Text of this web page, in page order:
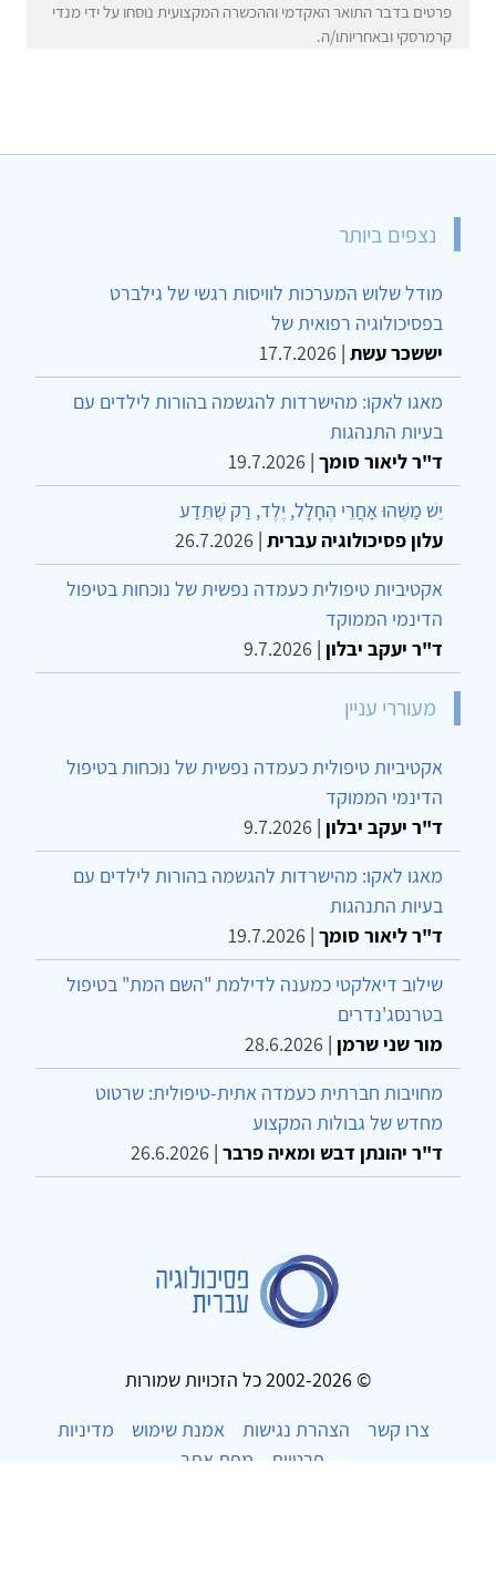
פרטים בדבר התואר האקדמי וההכשרה המקצועית נוסחו על ידי מנדי
קרמרסקי ובאחריותו/ה.
נצפים ביותר
מודל שלוש המערכות לוויסות רגשי של גילברט
בפסיכולוגיה רפואית של
יששכר עשת |
17.7.2026
מאגו לאקו: מהישרדות להגשמה בהורות לילדים עם
בעיות התנהגות
ד"ר ליאור סומך |
19.7.2026
יֵשׁ מַשֶּׁהוּ אַחֲרֵי הֶחָלָל, יֶלֶד, רַק שֶׁתֵּדַע
עלון פסיכולוגיה עברית |
26.7.2026
אקטיביות טיפולית כעמדה נפשית של נוכחות בטיפול
הדינמי הממוקד
ד"ר יעקב יבלון |
9.7.2026
מעוררי עניין
אקטיביות טיפולית כעמדה נפשית של נוכחות בטיפול
הדינמי הממוקד
ד"ר יעקב יבלון |
9.7.2026
מאגו לאקו: מהישרדות להגשמה בהורות לילדים עם
בעיות התנהגות
ד"ר ליאור סומך |
19.7.2026
שילוב דיאלקטי כמענה לדילמת "השם המת" בטיפול
בטרנסג'נדרים
מור שני שרמן |
28.6.2026
מחויבות חברתית כעמדה אתית-טיפולית: שרטוט
מחדש של גבולות המקצוע
ד"ר יהונתן דבש ומאיה פרבר |
26.6.2026
© 2002-2026 כל הזכויות שמורות
צרו קשר
הצהרת נגישות אמנת שימוש
מדיניות
פרטיות
מפת אתר